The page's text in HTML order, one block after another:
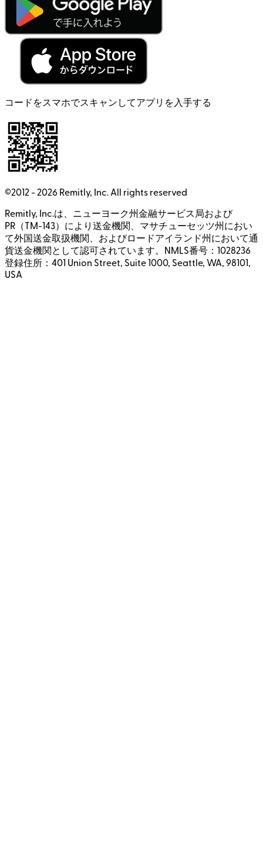
コードをスマホでスキャンしてアプリを入手する
©2012 - 2026 Remitly, Inc. All rights reserved
Remitly, Inc.は、ニューヨーク州金融サービス局および
PR（TM-143）により送金機関、マサチューセッツ州におい
て外国送金取扱機関、およびロードアイランド州において通
貨送金機関として認可されています。NMLS番号：1028236
登録住所：401 Union Street, Suite 1000, Seattle, WA, 98101,
USA